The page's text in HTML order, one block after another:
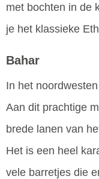
met bochten in de
je het klassieke
Bahar
In het
Aan dit prachtige
brede lanen van
Het is een heel
vele barretjes die